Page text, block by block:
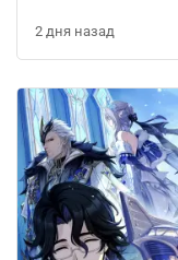
2 дня назад